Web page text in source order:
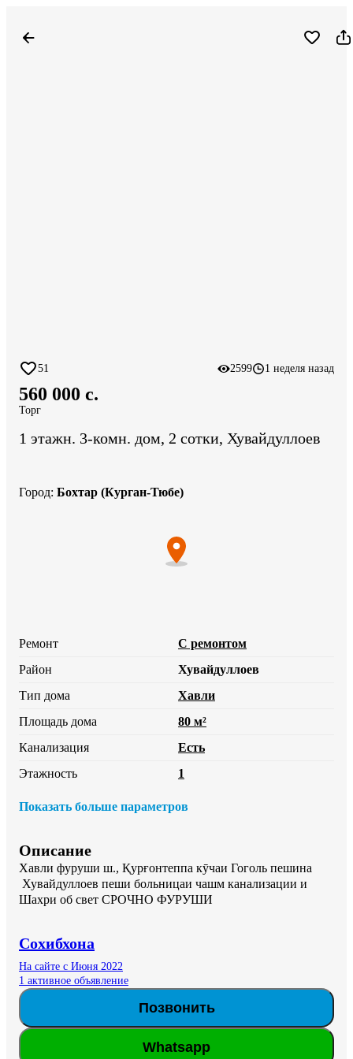
51 2599 1 неделя назад
560 000 c.
Торг
1 этажн. 3-комн. дом, 2 сотки, Хувайдуллоев
Город: Бохтар (Курган-Тюбе)
Ремонт
С ремонтом
Район
Хувайдуллоев
Тип дома
Хавли
Площадь дома
80 м²
Канализация
Есть
Этажность
1
Показать больше параметров
Описание
Хавли фуруши ш., Қурғонтеппа кӯчаи Гоголь пешина
Шахри об свет СРОЧНО ФУРУШИ
Сохибхона
На сайте с Июня 2022
1 активное объявление
Позвонить
Whatsapp